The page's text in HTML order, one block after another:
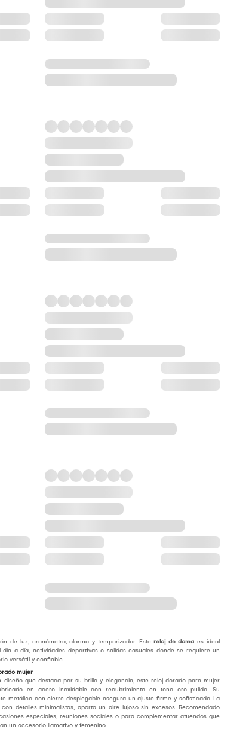
de luz, cronómetro, alarma y temporizador. Estereloj de dama es ideal
día a día, actividades deportivas o salidas casuales donde se requiere un
versátil y confiable.
mujer
diseño que destaca por su brillo y elegancia, este reloj dorado para mujer
en acero inoxidable con recubrimiento en tono oro pulido. Su
metálico con cierre desplegable asegura un ajuste firme y sofisticado. La
con detalles minimalistas, aporta un aire lujoso sin excesos. Recomendado
especiales, reuniones sociales o para complementar atuendos que
un accesorio llamativo y femenino.